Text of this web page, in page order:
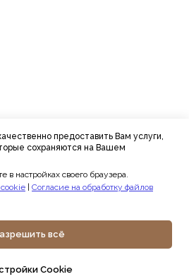
предоставить Вам услуги,
сохраняются на Вашем
настройках своего браузера.
Согласие на обработку файлов
всё
Cookie
персональных
cookie